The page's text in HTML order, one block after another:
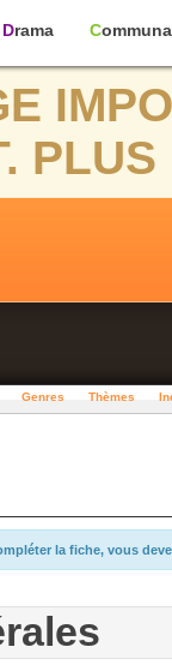
Drama
Genres Thèmes
la fiche, vous